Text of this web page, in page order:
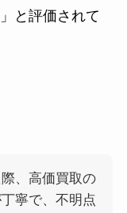
と評価されて
、高価買取の
寧で、不明点